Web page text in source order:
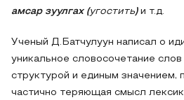
амсар зуулгах (угостить)и т.д.
Ученый Д.Батчулуун написал о
уникальное словосочетание
структурой и единым значением,
частично теряющая смысл